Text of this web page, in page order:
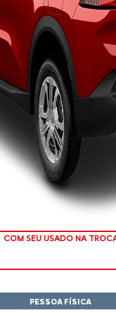
TAXA ZERO EM 12X
PESSOA FÍSICA